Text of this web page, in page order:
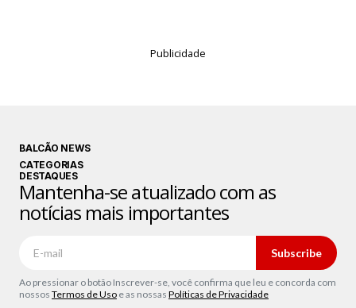
Publicidade
BALCÃO NEWS
CATEGORIAS
DESTAQUES
Mantenha-se atualizado com as
notícias mais importantes
Subscribe
Ao pressionar o botão Inscrever-se, você confirma que leu e concorda com
nossos Termos de Uso e as nossas Políticas de Privacidade